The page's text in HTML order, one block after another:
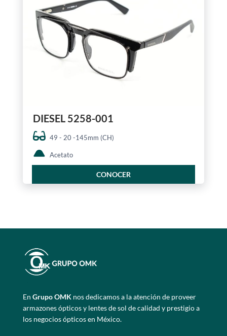
DIESEL 5258-001
49 - 20 -145mm (CH)
Acetato
CONOCER
En Grupo OMKnos dedicamos a la atención de proveer
armazones ópticos y lentes de sol de calidad y prestigio a
los negocios ópticos en México.